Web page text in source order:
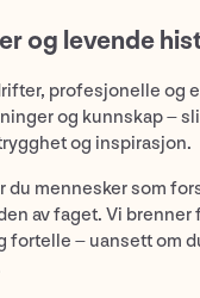
og levende
profesjonelle og
og kunnskap –
og inspirasjon.
du mennesker som
av faget. Vi brenner
fortelle – uansett om